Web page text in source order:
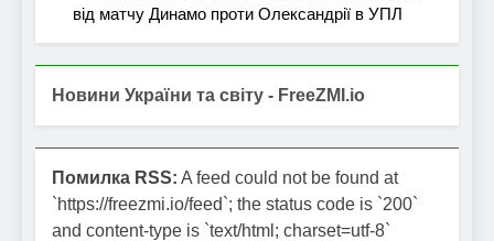
від матчу Динамо проти Олександрії в УПЛ
Новини України та світу - FreeZMI.io
Помилка RSS: A feed could not be found at
`https://freezmi.io/feed`; the status code is `200`
and content-type is `text/html; charset=utf-8`